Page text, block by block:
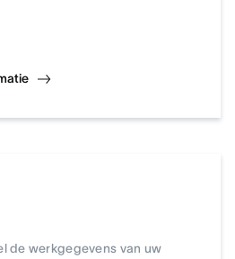
de werkgegevens van uw